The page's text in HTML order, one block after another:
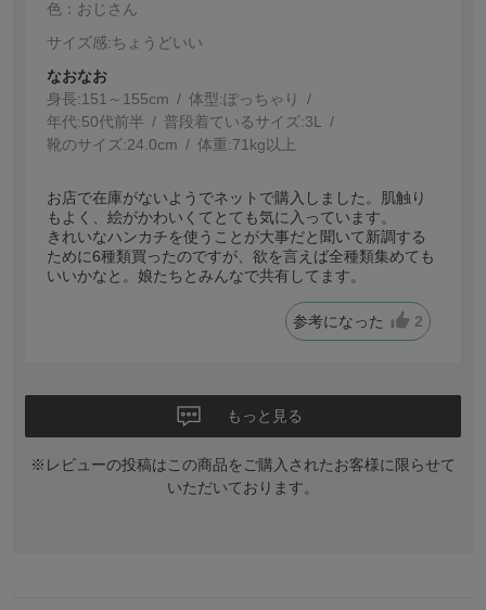
色：おじさん
サイズ感:ちょうどいい
なおなお
身長:151～155cm 体型:ぽっちゃり
年代:50代前半 普段着ているサイズ:3L
靴のサイズ:24.0cm 体重:71kg以上
お店で在庫がないようでネットで購入しました。肌触り
もよく、絵がかわいくてとても気に入っています。
きれいなハンカチを使うことが大事だと聞いて新調する
ために6種類買ったのですが、欲を言えば全種類集めても
いいかなと。娘たちとみんなで共有してます。
参考になった 2
もっと見る
※レビューの投稿はこの商品をご購入されたお客様に限らせて
いただいております。